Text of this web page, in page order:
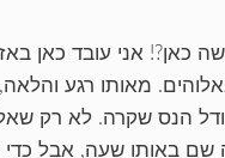
כאן?! אני עובד כאן
מאותו רגע
הנס שקרה. לא רק
שם באותו שעה, אבל